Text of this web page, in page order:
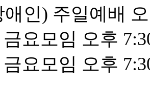
인) 주일예배
요모임 오후
요모임 오후